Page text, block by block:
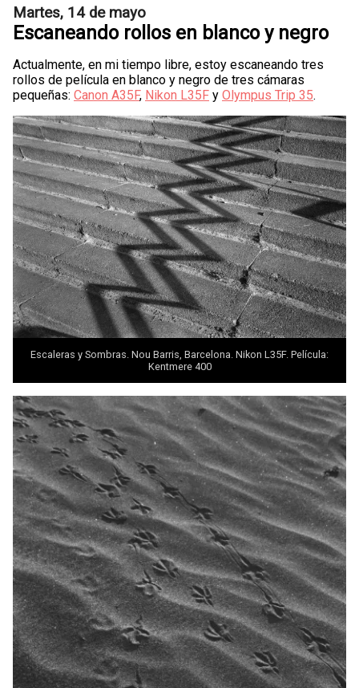
Martes, 14 de mayo
Escaneando rollos en blanco y negro
Actualmente, en mi tiempo libre, estoy escaneando tres
rollos de película en blanco y negro de tres cámaras
pequeñas: Canon A35F, Nikon L35F y Olympus Trip 35.
Escaleras y Sombras. Nou Barris, Barcelona. Nikon L35F. Película:
Kentmere 400